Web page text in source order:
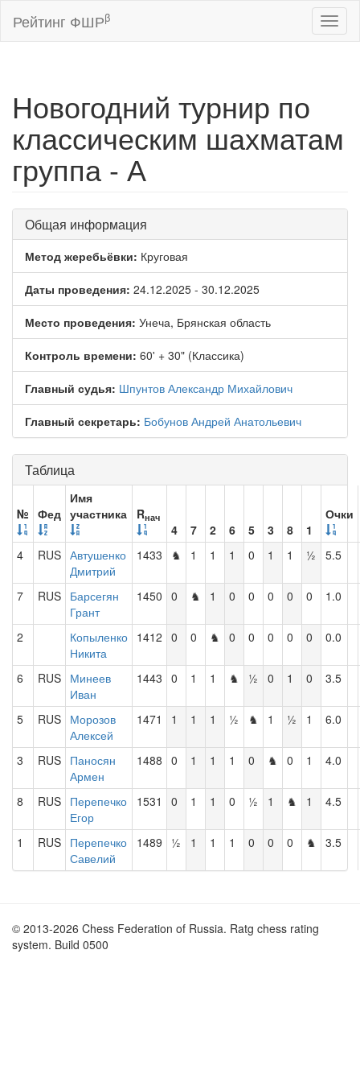
Рейтинг ФШРβ
Новогодний турнир по
классическим шахматам
группа - А
Общая информация
Метод жеребьёвки: Круговая
Даты проведения: 24.12.2025 - 30.12.2025
Место проведения: Унеча, Брянская область
Контроль времени: 60' + 30" (Классика)
Главный судья: Шпунтов Александр Михайлович
Главный секретарь: Бобунов Андрей Анатольевич
Таблица
№ Фед
Имя
участника
Rнач
4 7 2 6 5 3 8 1
Очки
4 RUS Автушенко
Дмитрий
1433 ♞ 1 1 1 0 1 1 ½ 5.5
7 RUS Барсегян
Грант
1450 0 ♞ 1 0 0 0 0 0 1.0
2
Копыленко
Никита
1412 0 0 ♞ 0 0 0 0 0 0.0
6 RUS Минеев
Иван
1443 0 1 1 ♞ ½ 0 1 0 3.5
5 RUS Морозов
Алексей
1471 1 1 1 ½ ♞ 1 ½ 1 6.0
3 RUS Паносян
Армен
1488 0 1 1 1 0 ♞ 0 1 4.0
8 RUS Перепечко
Егор
1531 0 1 1 0 ½ 1 ♞ 1 4.5
1 RUS Перепечко
Савелий
1489 ½ 1 1 1 0 0 0 ♞ 3.5
© 2013-2026 Chess Federation of Russia. Ratg chess rating
system. Build 0500